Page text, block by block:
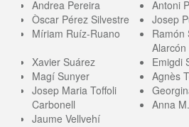
Andrea Pereira
Antoni
Òscar Pérez Silvestre
Josep
Míriam Ruíz-Ruano
Ramón
Alarcón
Xavier Suárez
Emigdi
Magí Sunyer
Agnès
Josep Maria Toffoli
Carbonell
Anna
Jaume Vellvehí